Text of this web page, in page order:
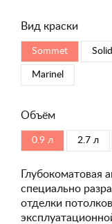
Вид краски
Sommet Solid
Marinel
Объём
0.9 л 2.7 л
Глубокоматовая
специально
отделки